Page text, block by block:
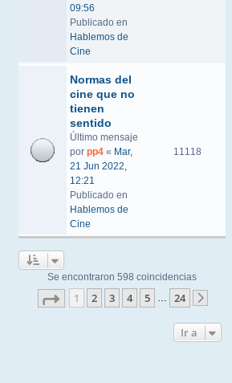
09:56
Publicado en
Hablemos de
Cine
Normas del
cine que no
tienen
sentido
Último mensaje
por pp4 « Mar,
21 Jun 2022,
12:21
Publicado en
Hablemos de
Cine
11118
Se encontraron 598 coincidencias
Página de 24
1 2 3 4 5 … 24
Ir a